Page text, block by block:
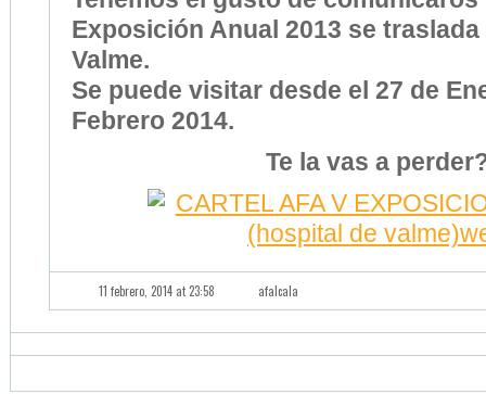
Febrero 2014.
11 febrero, 2014 at 23:58